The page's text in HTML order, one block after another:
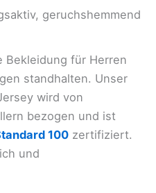
geruchshemmend
Bekleidung für Herren
standhalten. Unser
wird von
bezogen und ist
100 zertifiziert.
und